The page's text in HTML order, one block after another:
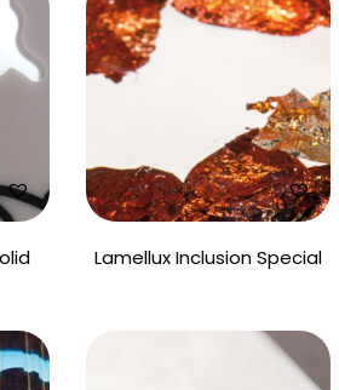
Lamellux Inclusion Special